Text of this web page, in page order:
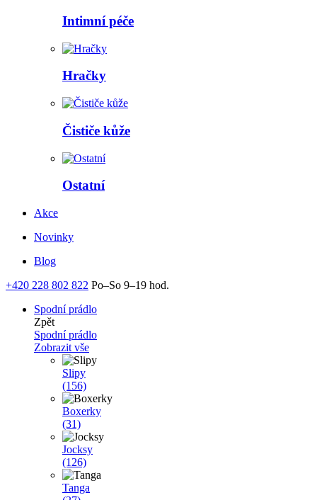
Intimní péče
Hračky
Čističe kůže
Ostatní
Akce
Novinky
Blog
+420 228 802 822 Po–So 9–19 hod.
Spodní prádlo
Zpět
Spodní prádlo
Zobrazit vše
Slipy
(156)
Boxerky
(31)
Jocksy
(126)
Tanga